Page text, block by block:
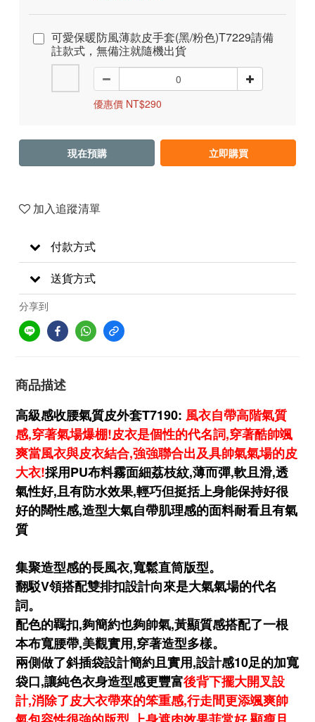
可愛保暖防風薄款皮手套(黑/粉色)T7229請備
註款式，無備注就隨機出貨
優惠價 NT$290
現在預購 立即購買
加入追蹤清單
付款方式
送貨方式
分享到
商品描述
高級感收腰氣質皮外套T7190: 風衣自帶高階氣質
感,穿著氣場爆棚!皮衣是個性的代名詞,穿著酷帥颯
爽當風衣與皮衣結合,強強聯合出及具帥氣氣場的皮
大衣!採用PU布料霧面細荔枝紋,薄而彈,軟且滑,透
氣性好,且有防水效果,輕巧但挺括上身能保持好很
好的闊性感,造型大氣自帶肌理感的面料耐看且有氣
質
集聚造型感的長風衣,寬鬆直筒版型。
翻駁V領搭配雙排扣設計向來是大氣氣場的代名
詞。
配色的羈扣,夠簡約也夠帥氣,黃顯質感搭配了一根
本布寬腰帶,美觀實用,穿著造型多樣。
兩側做了斜插袋設計簡約且實用,設計感10足的加寬
袋口,讓純色衣身造型感更豐富後背下擺大開叉設
計,消除了皮大衣帶來的笨重感,行走間更添颯爽帥